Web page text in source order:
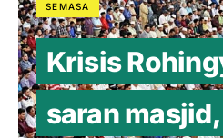
SEMASA
Krisis
saran